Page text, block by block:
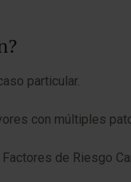
particular.
con múltiples
de Riesgo